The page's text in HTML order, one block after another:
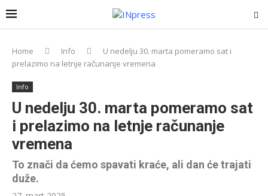
Home Info
U nedelju 30. marta pomeramo sat i
prelazimo na letnje računanje vremena
Info
U nedelju 30. marta pomeramo sat
i prelazimo na letnje računanje
vremena
To znači da ćemo spavati kraće, ali dan će trajati
duže.